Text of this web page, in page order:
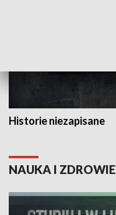
Historie niezapisane
NAUKA I ZDROWIE